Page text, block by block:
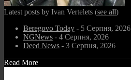
Latest posts by Ivan Vertelets (see all)
Beregovo Today - 5 Серпня, 2026
NGNews - 4 Серпня, 2026
Deed News - 3 Серпня, 2026
Read More